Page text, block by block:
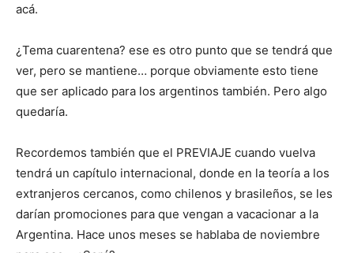
acá.
¿Tema cuarentena? ese es otro punto que se tendrá que
ver, pero se mantiene… porque obviamente esto tiene
que ser aplicado para los argentinos también. Pero algo
quedaría.
Recordemos también que el PREVIAJE cuando vuelva
tendrá un capítulo internacional, donde en la teoría a los
extranjeros cercanos, como chilenos y brasileños, se les
darían promociones para que vengan a vacacionar a la
Argentina. Hace unos meses se hablaba de noviembre